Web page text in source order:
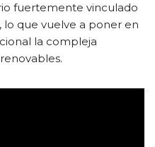
fuertemente vinculado
que vuelve a poner en
la compleja